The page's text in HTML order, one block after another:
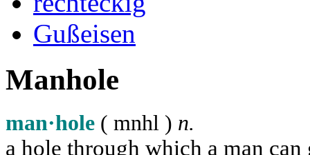
Gußeisen
Manhole
man·hole ( mnhl ) n.
a hole through which a man